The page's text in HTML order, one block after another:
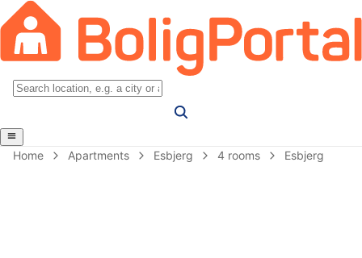
Home Apartments Esbjerg 4 rooms Esbjerg